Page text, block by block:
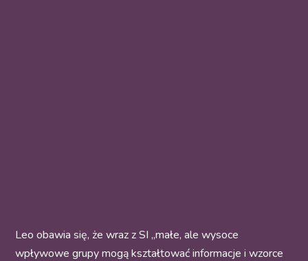
Leo obawia się, że wraz z SI „małe, ale wysoce
wpływowe grupy mogą kształtować informacje i wzorce